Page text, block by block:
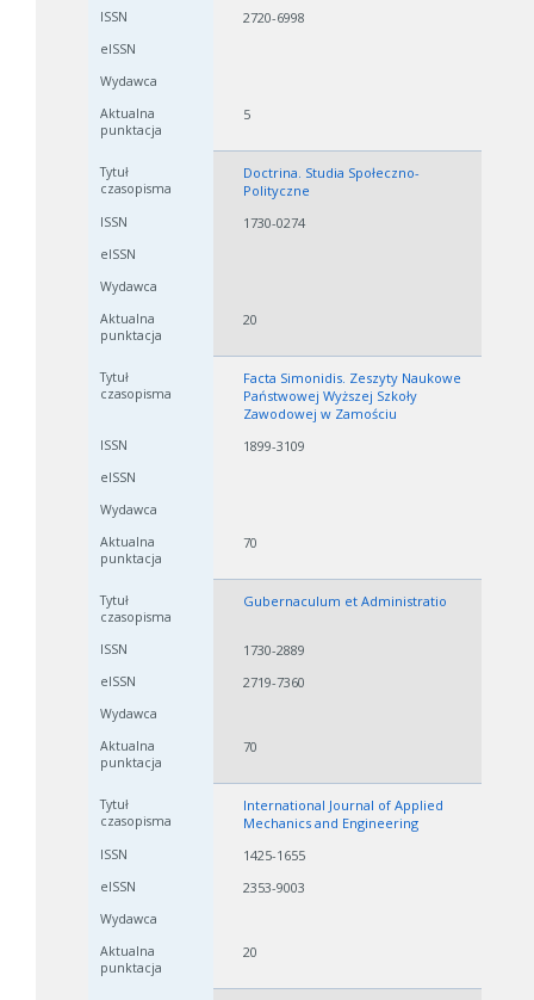
2720-6998
5
Doctrina. Studia Społeczno-
Polityczne
1730-0274
20
Facta Simonidis. Zeszyty Naukowe
Państwowej Wyższej Szkoły
Zawodowej w Zamościu
1899-3109
70
Gubernaculum et Administratio
1730-2889
2719-7360
70
International Journal of Applied
Mechanics and Engineering
1425-1655
2353-9003
20